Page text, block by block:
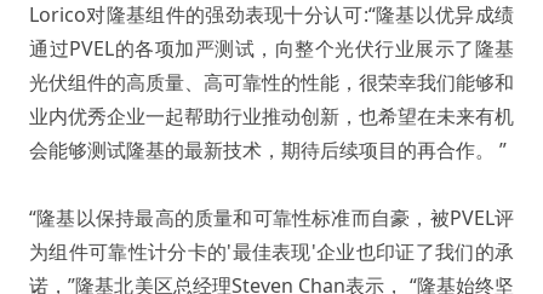
Lorico对隆基组件的强劲表现十分认可:“隆基以优异成绩
通过PVEL的各项加严测试，向整个光伏行业展示了隆基
光伏组件的高质量、高可靠性的性能，很荣幸我们能够和
业内优秀企业一起帮助行业推动创新，也希望在未来有机
会能够测试隆基的最新技术，期待后续项目的再合作。
”
“隆基以保持最高的质量和可靠性标准而自豪，被PVEL评
为组件可靠性计分卡的'最佳表现'企业也印证了我们的承
诺，”隆基北美区总经理Steven Chan表示， “隆基始终坚